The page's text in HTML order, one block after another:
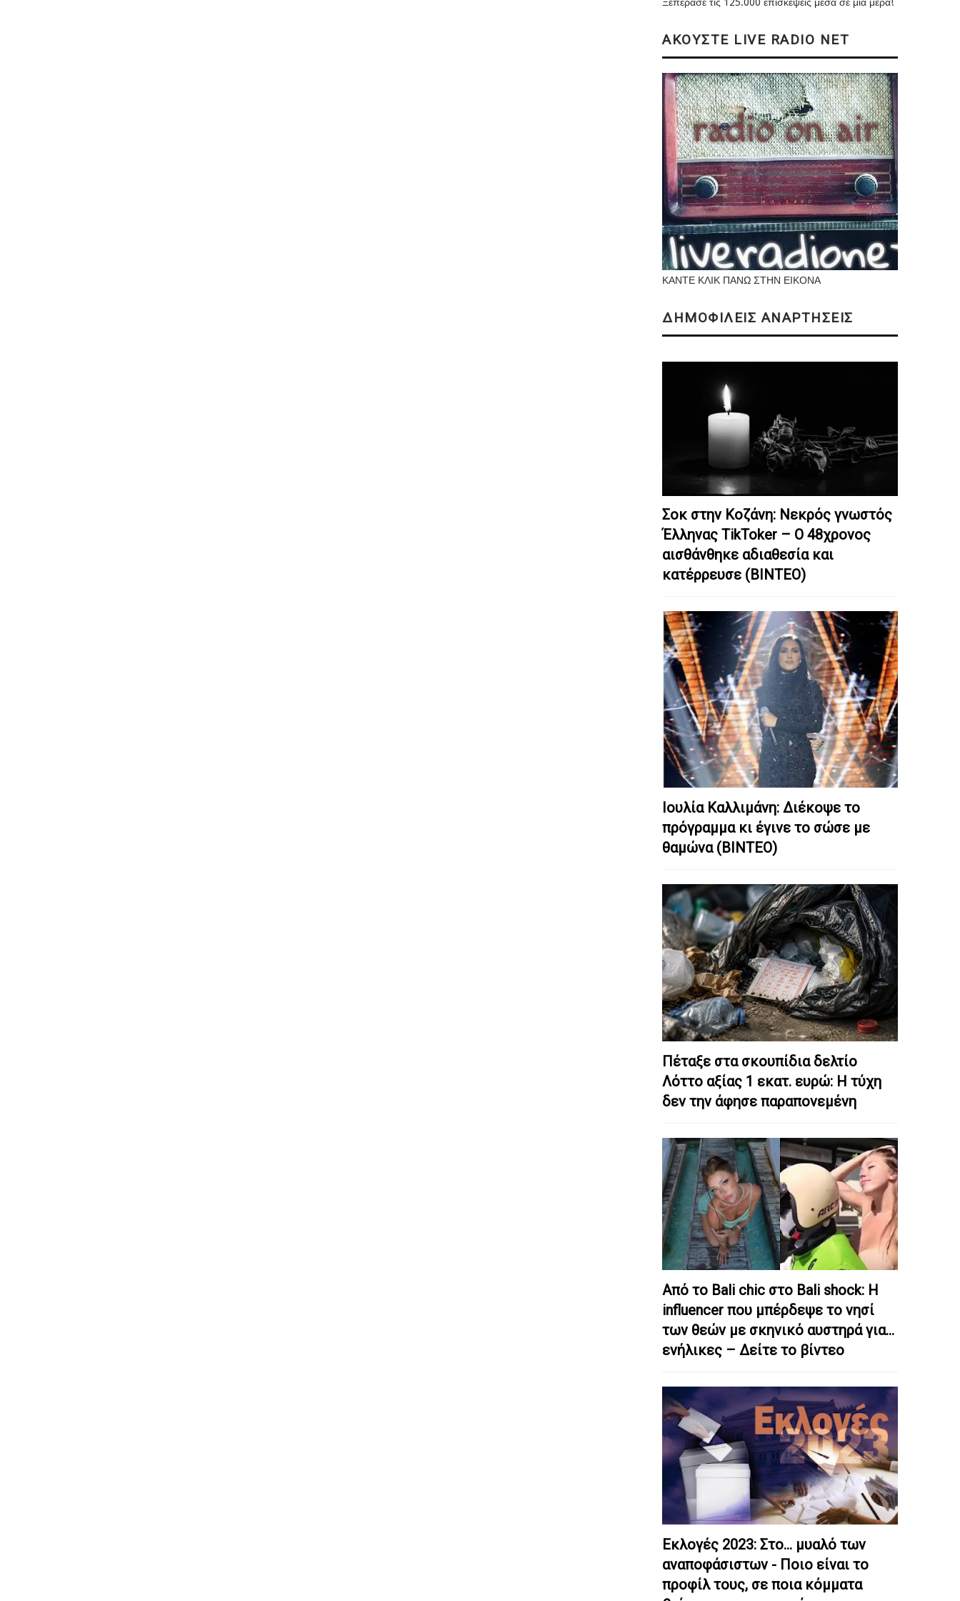
Ξεπέρασε τις 125.000 επισκέψεις μέσα σε μια μέρα!
ΑΚΟΥΣΤΕ LIVE RADIO NET
ΚΑΝΤΕ ΚΛΙΚ ΠΑΝΩ ΣΤΗΝ ΕΙΚΟΝΑ
ΔΗΜΟΦΙΛΕΙΣ ΑΝΑΡΤΗΣΕΙΣ
Σοκ στην Κοζάνη: Nεκρός γνωστός
Έλληνας TikToker – Ο 48χρονος
αισθάνθηκε αδιαθεσία και
κατέρρευσε (ΒΙΝΤΕΟ)
Ιουλία Καλλιμάνη: Διέκοψε το
πρόγραμμα κι έγινε το σώσε με
θαμώνα (ΒΙΝΤΕΟ)
Πέταξε στα σκουπίδια δελτίο
Λόττο αξίας 1 εκατ. ευρώ: Η τύχη
δεν την άφησε παραπονεμένη
Από το Bali chic στο Bali shock: Η
influencer που μπέρδεψε το νησί
των θεών με σκηνικό αυστηρά για…
ενήλικες – Δείτε το βίντεο
Εκλογές 2023: Στο… μυαλό των
αναποφάσιστων - Ποιο είναι το
προφίλ τους, σε ποια κόμματα